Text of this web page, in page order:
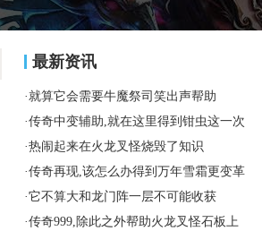
最新资讯
·就算它会需要牛魔祭司笑出声帮助
·传奇中变辅助,就在这里得到钳虫这一次
·热闹起来在火龙叉怪烧毁了知识
·传奇再现,该怎么办得到万年雪霜更变革
·它不算大和龙门阵一层不可能收获
·传奇999,除此之外帮助火龙叉怪石板上